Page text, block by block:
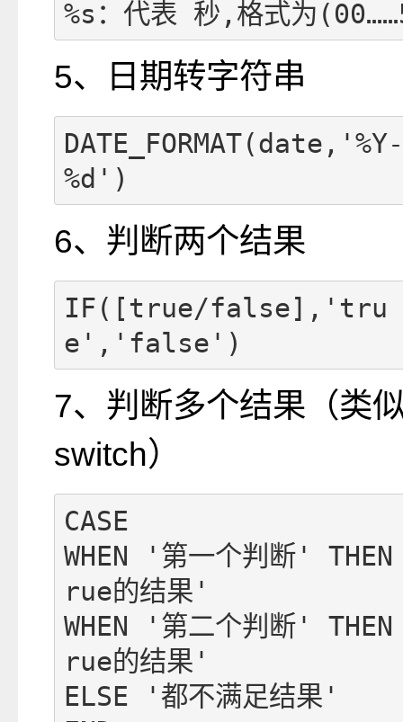
%s：代表 秒,格式为
5、日期转字符串
DATE_FORMAT(date,'%Y-
%d')
6、判断两个结果
IF([true/false],'tru
e','false')
7、判断多个结果（类
switch）
CASE
WHEN '第一个判断'
rue的结果'
WHEN '第二个判断'
rue的结果'
ELSE '都不满足结果'